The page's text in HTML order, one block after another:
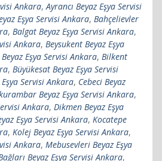
Ankara,Ayrancı Beyaz Eşya Servisi
Eşya Servisi Ankara, Bahçelievler
, Balgat Beyaz Eşya Servisi Ankara,
Ankara, Beysukent Beyaz Eşya
Eşya Servisi Ankara, Bilkent
, Büyükesat Beyaz Eşya Servisi
Servisi Ankara, Cebeci Beyaz
Beyaz Eşya Servisi Ankara,
Ankara, Dikmen Beyaz Eşya
Eşya Servisi Ankara, Kocatepe
, Kolej Beyaz Eşya Servisi Ankara,
Ankara, Mebusevleri Beyaz Eşya
Beyaz Eşya Servisi Ankara,